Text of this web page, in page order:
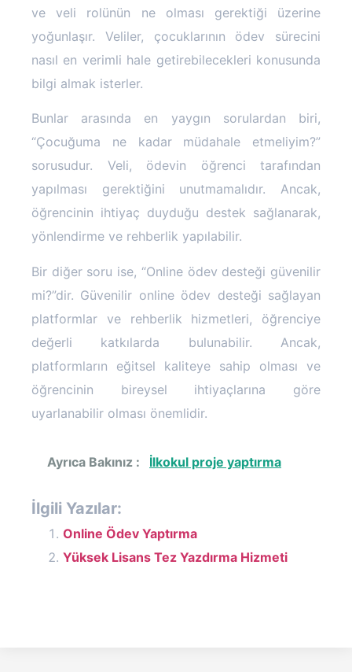
ve veli rolünün ne olması gerektiği üzerine
yoğunlaşır. Veliler, çocuklarının ödev sürecini
nasıl en verimli hale getirebilecekleri konusunda
bilgi almak isterler.
Bunlar arasında en yaygın sorulardan biri,
“Çocuğuma ne kadar müdahale etmeliyim?”
sorusudur. Veli, ödevin öğrenci tarafından
yapılması gerektiğini unutmamalıdır. Ancak,
öğrencinin ihtiyaç duyduğu destek sağlanarak,
yönlendirme ve rehberlik yapılabilir.
Bir diğer soru ise, “Online ödev desteği güvenilir
mi?”dir. Güvenilir online ödev desteği sağlayan
platformlar ve rehberlik hizmetleri, öğrenciye
değerli katkılarda bulunabilir. Ancak,
platformların eğitsel kaliteye sahip olması ve
öğrencinin bireysel ihtiyaçlarına göre
uyarlanabilir olması önemlidir.
Ayrıca Bakınız : İlkokul proje yaptırma
İlgili Yazılar:
Online Ödev Yaptırma
Yüksek Lisans Tez Yazdırma Hizmeti